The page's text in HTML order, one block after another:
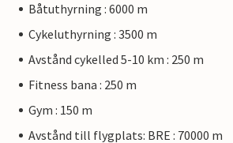
Båtuthyrning : 6000 m
Cykeluthyrning : 3500 m
Avstånd cykelled 5-10 km : 250 m
Fitness bana : 250 m
Gym : 150 m
Avstånd till flygplats: BRE : 70000 m